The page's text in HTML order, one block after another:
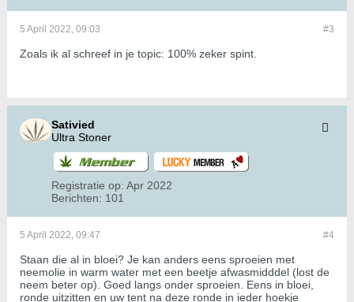
#3
5 April 2022, 09:03
Zoals ik al schreef in je topic: 100% zeker spint.
Sativied
Ultra Stoner
Registratie op: Apr 2022
Berichten: 101
#4
5 April 2022, 09:47
Staan die al in bloei? Je kan anders eens sproeien met
neemolie in warm water met een beetje afwasmidddel (lost de
neem beter op). Goed langs onder sproeien. Eens in bloei,
ronde uitzitten en uw tent na deze ronde in ieder hoekje